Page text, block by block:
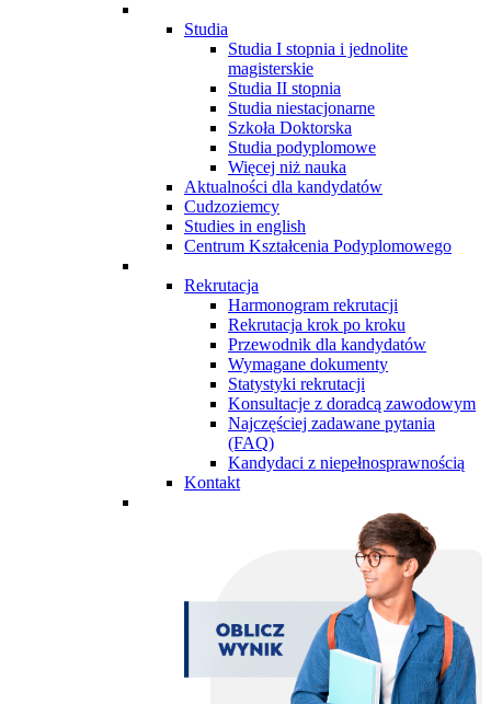
Studia
Studia I stopnia i jednolite
magisterskie
Studia II stopnia
Studia niestacjonarne
Szkoła Doktorska
Studia podyplomowe
Więcej niż nauka
Aktualności dla kandydatów
Cudzoziemcy
Studies in english
Centrum Kształcenia Podyplomowego
Rekrutacja
Harmonogram rekrutacji
Rekrutacja krok po kroku
Przewodnik dla kandydatów
Wymagane dokumenty
Statystyki rekrutacji
Konsultacje z doradcą zawodowym
Najczęściej zadawane pytania
(FAQ)
Kandydaci z niepełnosprawnością
Kontakt